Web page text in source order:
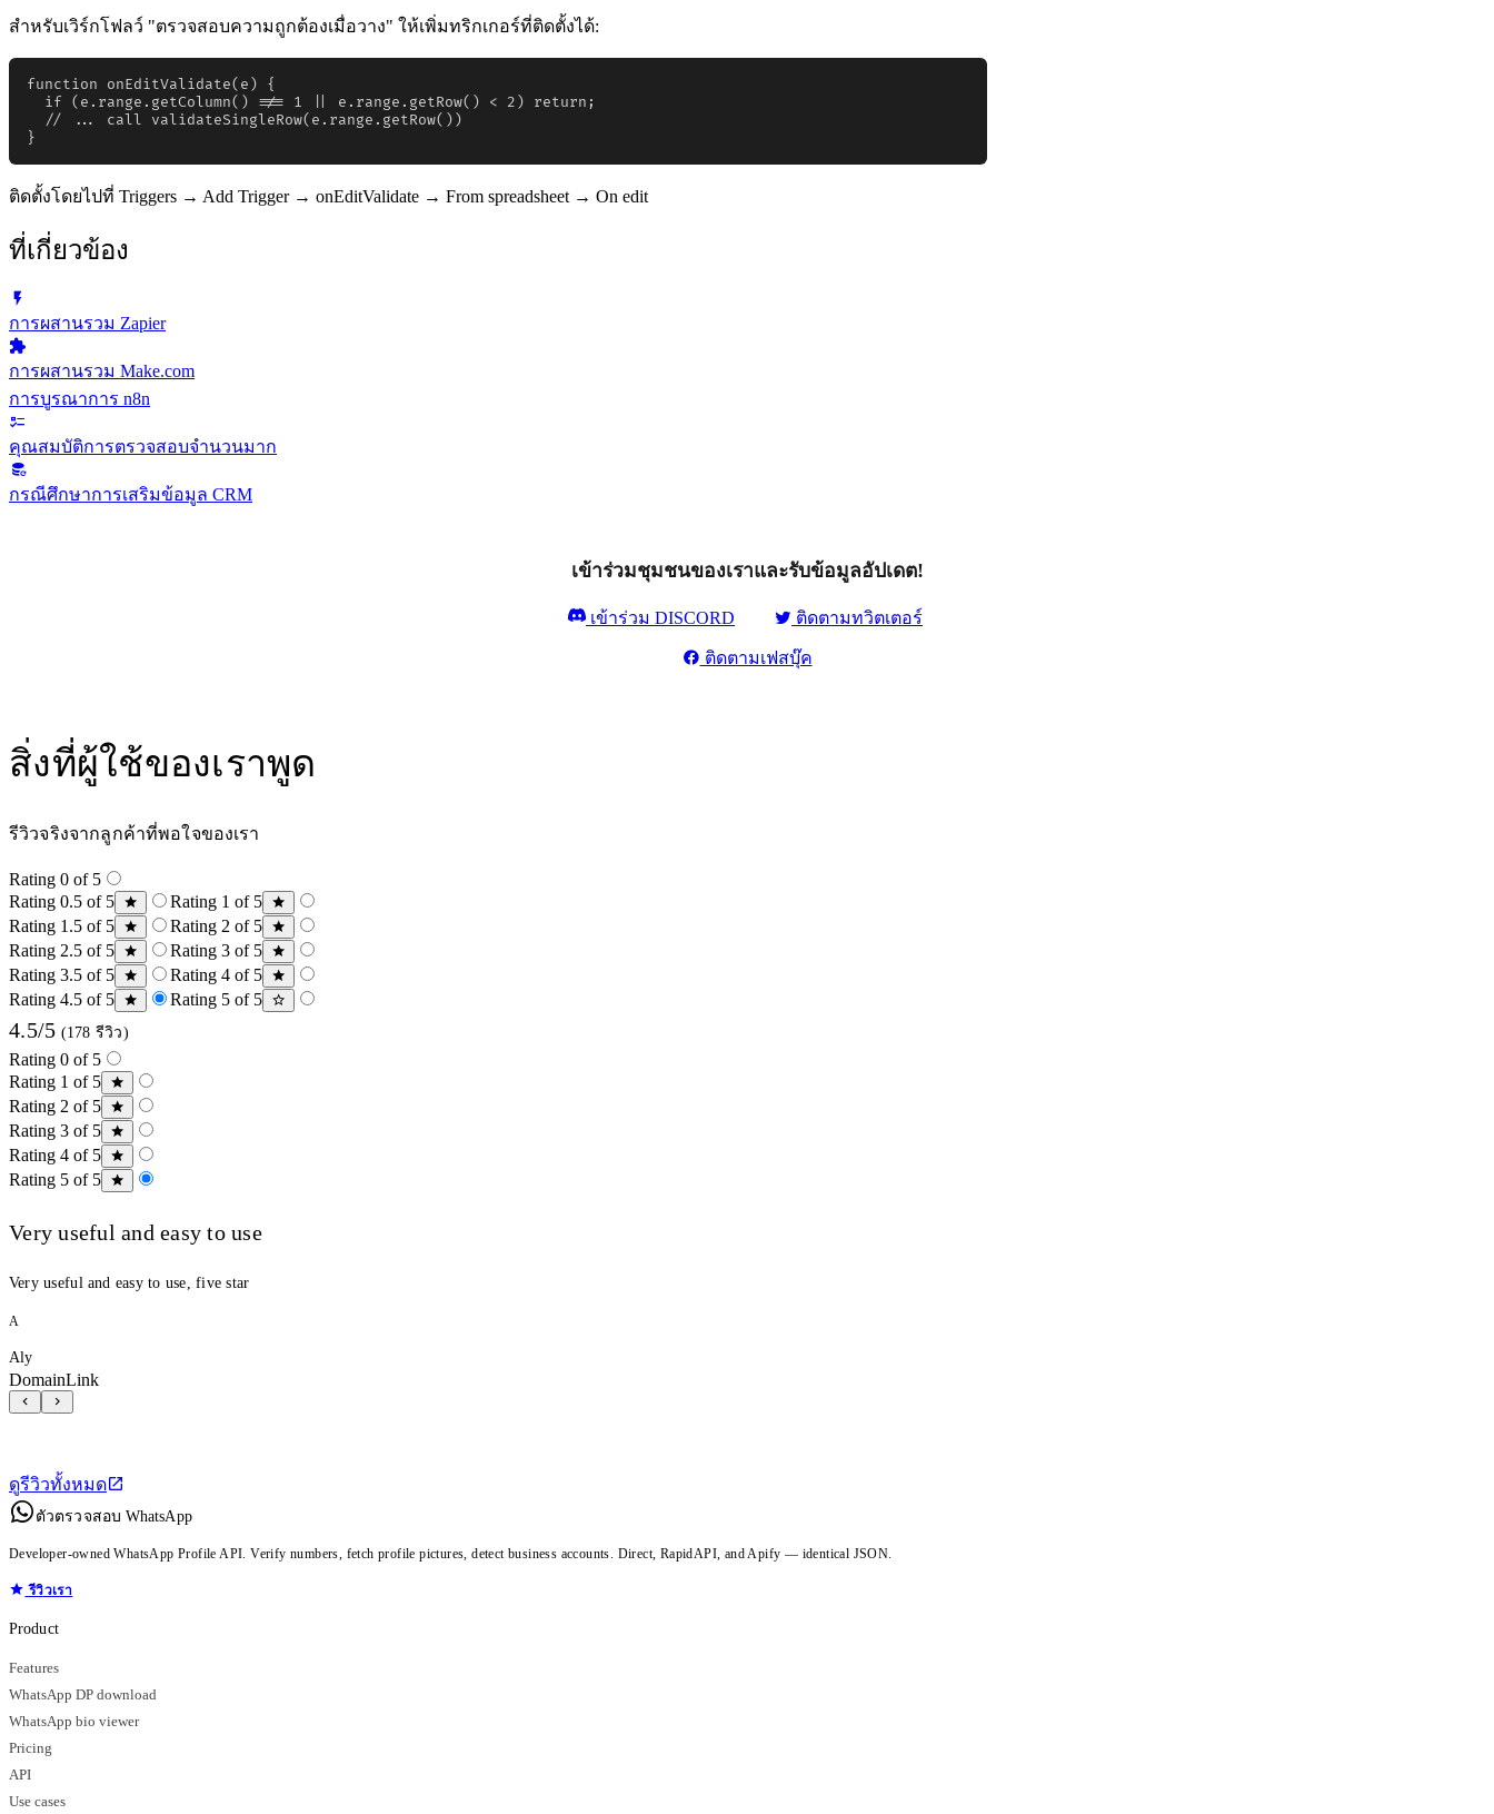
สำหรับเวิร์กโฟลว์ "ตรวจสอบความถูกต้องเมื่อวาง" ให้เพิ่มทริกเกอร์ที่ติดตั้งได้:
function onEditValidate(e) {
  if (e.range.getColumn() !== 1 || e.range.getRow() < 2) return;
  // ... call validateSingleRow(e.range.getRow())
}
ติดตั้งโดยไปที่ Triggers → Add Trigger → onEditValidate → From spreadsheet → On edit
ที่เกี่ยวข้อง
การผสานรวม Zapier
การผสานรวม Make.com
การบูรณาการ n8n
คุณสมบัติการตรวจสอบจำนวนมาก
กรณีศึกษาการเสริมข้อมูล CRM
เข้าร่วมชุมชนของเราและรับข้อมูลอัปเดต!
เข้าร่วม DISCORD ติดตามทวิตเตอร์
ติดตามเฟสบุ๊ค
สิ่งที่ผู้ใช้ของเราพูด
รีวิวจริงจากลูกค้าที่พอใจของเรา
Rating 0 of 5
Rating 0.5 of 5
Rating 1 of 5
Rating 1.5 of 5
Rating 2 of 5
Rating 2.5 of 5
Rating 3 of 5
Rating 3.5 of 5
Rating 4 of 5
Rating 4.5 of 5
Rating 5 of 5
4.5/5 (178 รีวิว)
Rating 0 of 5
Rating 1 of 5
Rating 2 of 5
Rating 3 of 5
Rating 4 of 5
Rating 5 of 5
Very useful and easy to use
Very useful and easy to use, five star
A
Aly
DomainLink
ดูรีวิวทั้งหมด
ตัวตรวจสอบ WhatsApp
Developer-owned WhatsApp Profile API. Verify numbers, fetch profile pictures, detect business accounts. Direct, RapidAPI, and Apify — identical JSON.
รีวิวเรา
Product
Features
WhatsApp DP download
WhatsApp bio viewer
Pricing
API
Use cases